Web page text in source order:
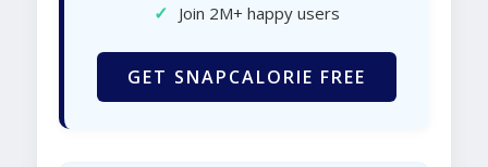
✓ Join 2M+ happy users
GET SNAPCALORIE FREE